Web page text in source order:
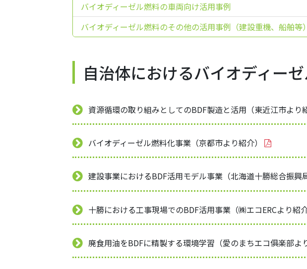
バイオディーゼル燃料の車両向け活用事例
バイオディーゼル燃料のその他の活用事例（建設重機、船舶等）
自治体におけるバイオディー
資源循環の取り組みとしてのBDF製造と活用（東近江市より
バイオディーゼル燃料化事業（京都市より紹介）
建設事業におけるBDF活用モデル事業（北海道十勝総合振興
十勝における工事現場でのBDF活用事業（㈱エコERCより紹介
廃食用油をBDFに精製する環境学習（愛のまちエコ俱楽部よ